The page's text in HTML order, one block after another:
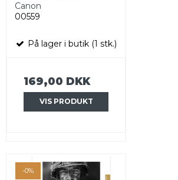
Canon
00559
På lager i butik (1 stk.)
169,00 DKK
VIS PRODUKT
-0%